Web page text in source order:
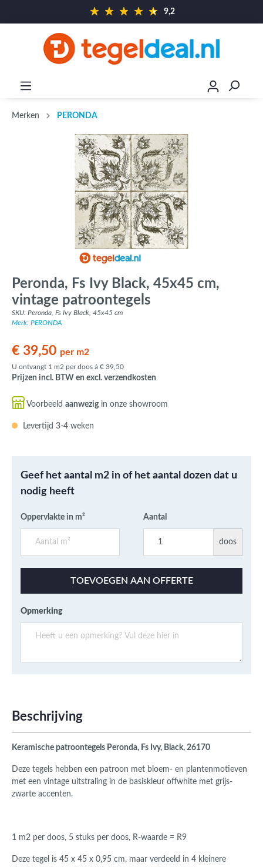
9,2
Merken PERONDA
Peronda, Fs Ivy Black, 45x45 cm,
vintage patroontegels
SKU: Peronda, Fs Ivy Black, 45x45 cm
Merk: PERONDA
€ 39,50 per m2
U ontvangt 1 m2 per doos á € 39,50
Prijzen incl. BTW en excl. verzendkosten
Voorbeeld aanwezigin onze showroom
Levertijd 3-4 weken
Geef het aantal m2 in of het aantal dozen dat u
nodig heeft
Oppervlakte in m² Aantal
doos
TOEVOEGEN AAN OFFERTE
Opmerking
Beschrijving
Keramische patroontegels Peronda, Fs Ivy, Black, 26170
Deze tegels hebben een patroon met bloem- en plantenmotieven
met een vintage uitstraling in de basiskleur offwhite met grijs-
zwarte accenten.
1 m2 per doos, 5 stuks per doos, R-waarde = R9
Deze tegel is 45 x 45 x 0,95 cm, maar verdeeld in 4 kleinere